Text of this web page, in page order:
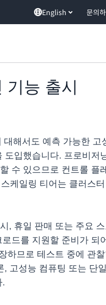
English 문의
기능 출시
해서도 예측 가능한
입했습니다. 프로비저
수 있으므로 컨트롤 플
케일링 티어는 클러스
, 휴일 판매 또는 주요
드를 지원할 준비가 되
므로 테스트 중에 관
고성능 컴퓨팅 또는 단
.